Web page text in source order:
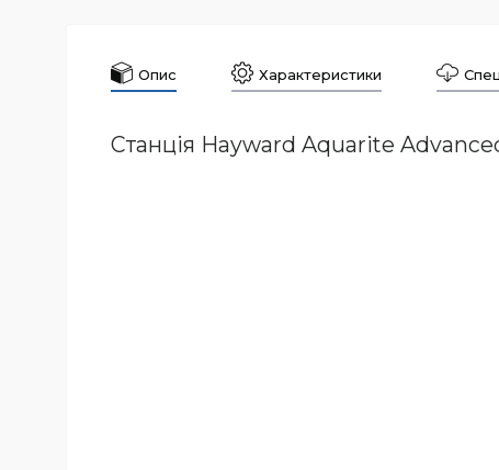
Опис Характеристики
Станція Hayward Aquarite